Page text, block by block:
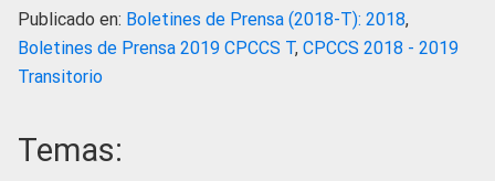
Publicado en: Boletines de Prensa (2018-T): 2018,
Boletines de Prensa 2019 CPCCS T, CPCCS 2018 - 2019
Transitorio
Temas: